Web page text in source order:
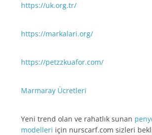
https://uk.org.tr/
https://markalari.org/
https://petzzkuafor.com/
Marmaray Ücretleri
Yeni trend olan ve rahatlık sunan
modelleri için nurscarf.com sizleri